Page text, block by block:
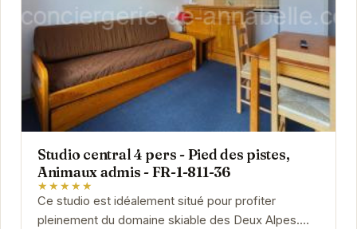
Studio central 4 pers - Pied des pistes,
Animaux admis - FR-1-811-36
★★★★★
Ce studio est idéalement situé pour profiter
pleinement du domaine skiable des Deux Alpes.